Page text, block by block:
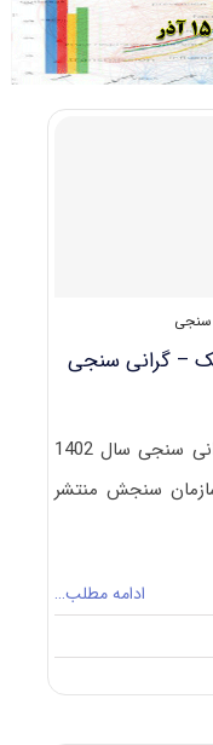
سنجی
– گرانی سنجی
سوالات آزمون دکتری ژئوفیزیک - گرانی سنجی سال 1402
سنجش منتشر
ادامه مطلب…